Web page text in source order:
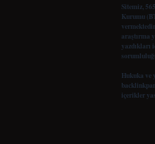
Sitemiz,
Kurumu
araştırma
yazdıkları
Hukuka ve
içerikler